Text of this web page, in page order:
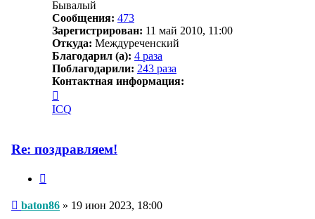
Бывалый
Сообщения: 473
Зарегистрирован: 11 май 2010, 11:00
Откуда: Междуреченский
Благодарил (а): 4 раза
Поблагодарили: 243 раза
Контактная информация:
информация
пользователя
ICQ
Re: поздравляем!
Сообщение
baton86 » 19 июн 2023, 18:00